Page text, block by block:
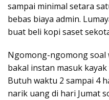
sampai minimal setara
bebas biaya admin.
buat beli kopi saset
Ngomong-ngomong
bakal instan masuk
Butuh waktu 2 sampai 4
narik uang di hari Jumat